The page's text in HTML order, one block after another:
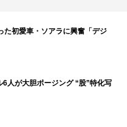
た初愛車・ソアラに興奮「デジ
人が大胆ポージング “股”特化写